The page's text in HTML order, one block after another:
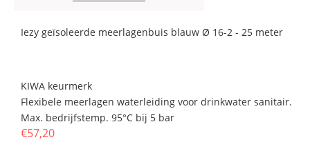
Iezy geïsoleerde meerlagenbuis blauw Ø 16-2 - 25 meter
KIWA keurmerk
Flexibele meerlagen waterleiding voor drinkwater sanitair.
Max. bedrijfstemp. 95°C bij 5 bar
€57,20